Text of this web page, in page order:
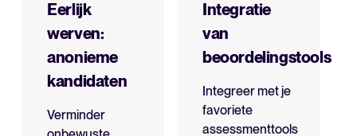
Eerlijk
werven:
anonieme
kandidaten
Verminder
Integratie
van
beoordelingstools
Integreer met je
favoriete
assessmenttools